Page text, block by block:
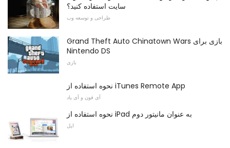
سایت استفاده کنید؟
طراحی و توسعه وب
Grand Theft Auto Chinatown Wars بازی برای
Nintendo DS
بازی
نحوه استفاده از iTunes Remote App
آی فون و آی پاد
نحوه استفاده از iPad به عنوان مانیتور دوم
اپل